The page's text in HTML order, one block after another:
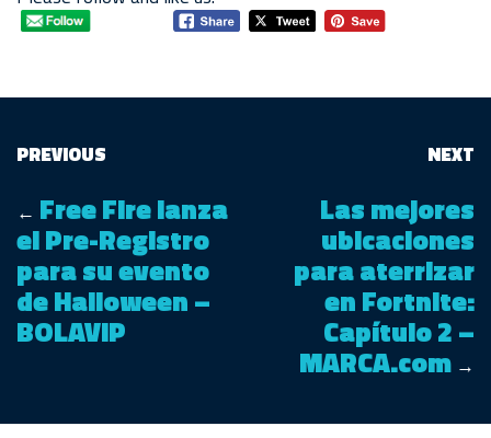
PREVIOUS
← Free Fire lanza
el Pre-Registro
para su evento
de Halloween –
BOLAVIP
NEXT
Las mejores
ubicaciones
para aterrizar
en Fortnite:
Capítulo 2 –
MARCA.com →